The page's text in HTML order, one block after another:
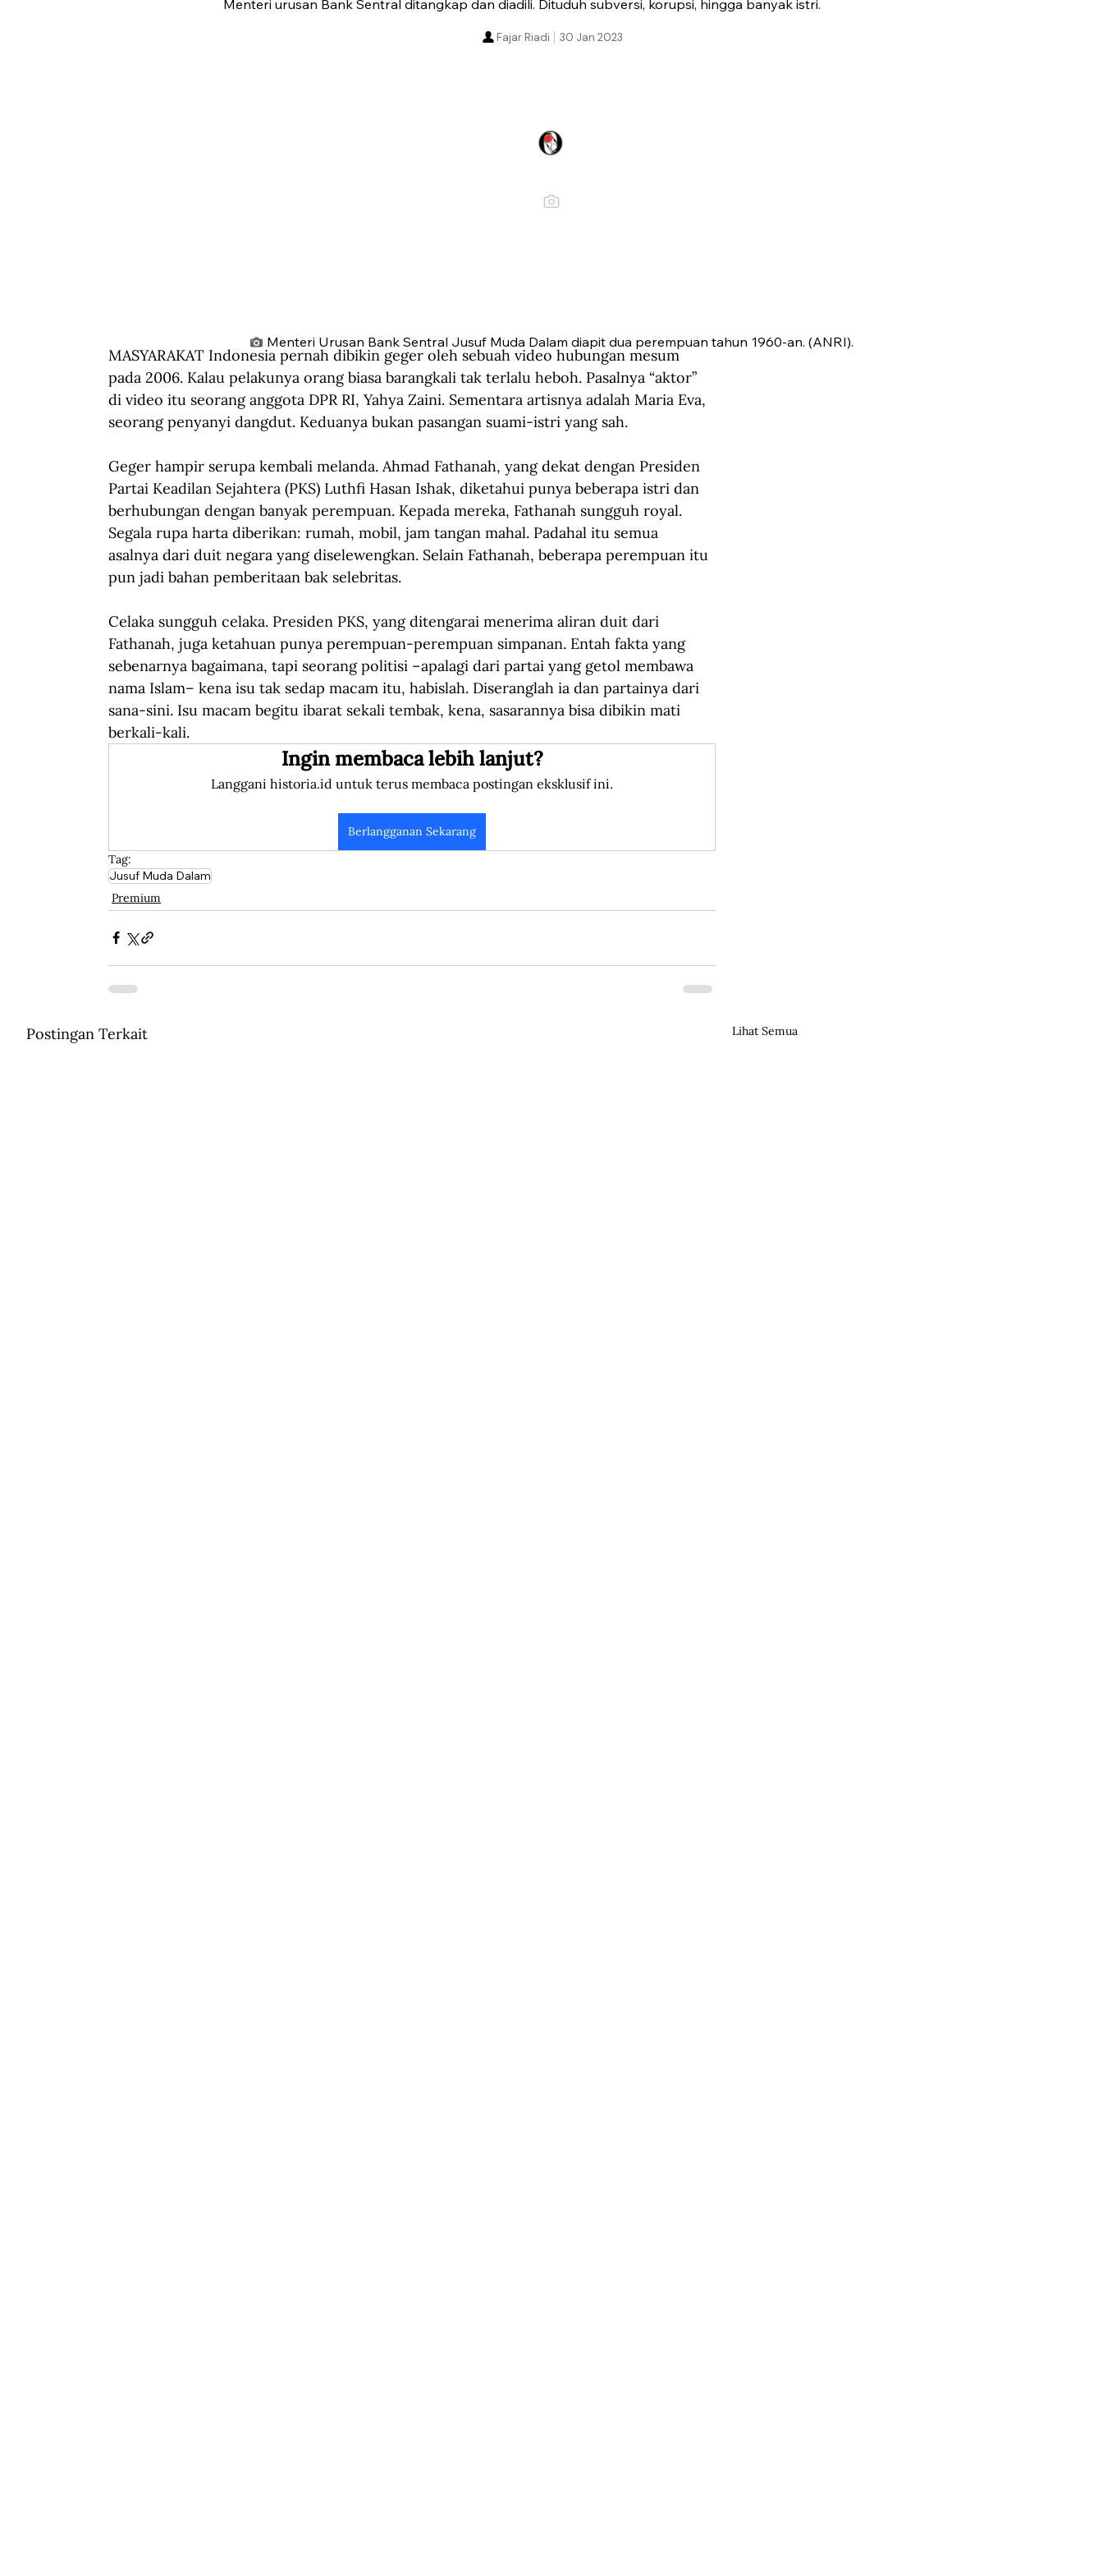
Menteri urusan Bank Sentral ditangkap dan diadili. Dituduh subversi, korupsi, hingga banyak istri.
30 Jan 2023
Fajar Riadi
Menteri Urusan Bank Sentral Jusuf Muda Dalam diapit dua perempuan tahun 1960-an. (ANRI).
MASYARAKAT Indonesia pernah dibikin geger oleh sebuah video hubungan mesum
pada 2006. Kalau pelakunya orang biasa barangkali tak terlalu heboh. Pasalnya “aktor”
di video itu seorang anggota DPR RI, Yahya Zaini. Sementara artisnya adalah Maria Eva,
seorang penyanyi dangdut. Keduanya bukan pasangan suami-istri yang sah.
Geger hampir serupa kembali melanda. Ahmad Fathanah, yang dekat dengan Presiden
Partai Keadilan Sejahtera (PKS) Luthfi Hasan Ishak, diketahui punya beberapa istri dan
berhubungan dengan banyak perempuan. Kepada mereka, Fathanah sungguh royal.
Segala rupa harta diberikan: rumah, mobil, jam tangan mahal. Padahal itu semua
asalnya dari duit negara yang diselewengkan. Selain Fathanah, beberapa perempuan itu
pun jadi bahan pemberitaan bak selebritas.
Celaka sungguh celaka. Presiden PKS, yang ditengarai menerima aliran duit dari
Fathanah, juga ketahuan punya perempuan-perempuan simpanan. Entah fakta yang
sebenarnya bagaimana, tapi seorang politisi –apalagi dari partai yang getol membawa
nama Islam– kena isu tak sedap macam itu, habislah. Diseranglah ia dan partainya dari
sana-sini. Isu macam begitu ibarat sekali tembak, kena, sasarannya bisa dibikin mati
berkali-kali.
Ingin membaca lebih lanjut?
Langgani historia.id untuk terus membaca postingan eksklusif ini.
Berlangganan Sekarang
Tag:
Jusuf Muda Dalam
Premium
Postingan Terkait Lihat Semua